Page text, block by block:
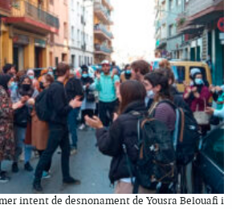
intent de desnonament de Yousra Belouafi i